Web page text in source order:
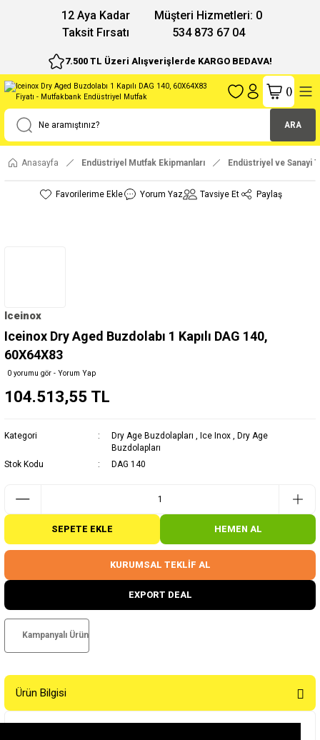
12 Aya Kadar
Taksit Fırsatı
Müşteri Hizmetleri: 0
534 873 67 04
7.500 TL Üzeri Alışverişlerde KARGO BEDAVA!
ARA
()
Anasayfa Endüstriyel Mutfak Ekipmanları Endüstriyel ve Sanayi
Yorum Yaz Tavsiye Et Paylaş
Iceinox
Iceinox Dry Aged Buzdolabı 1 Kapılı DAG 140,
60X64X83
0 yorumu gör - Yorum Yap
104.513,55 TL
Kategori Dry Age Buzdolapları Ice Inox
Dry Age
Buzdolapları
Stok Kodu
DAG 140
SEPETE EKLE HEMEN AL
KURUMSAL TEKLİF AL
EXPORT DEAL
Kampanyalı Ürün
Ürün Bilgisi